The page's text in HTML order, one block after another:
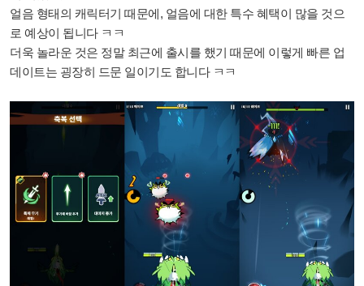
얼음 형태의 캐릭터기 때문에, 얼음에 대한 특수 혜택이 많을 것으
로 예상이 됩니다 ㅋㅋ
더욱 놀라운 것은 정말 최근에 출시를 했기 때문에 이렇게 빠른 업
데이트는 굉장히 드문 일이기도 합니다 ㅋㅋ